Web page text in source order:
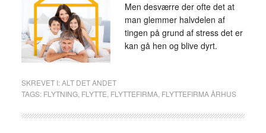
Men desværre der ofte det at
man glemmer halvdelen af
tingen på grund af stress det er
kan gå hen og blive dyrt.
SKREVET I:ALT DET ANDET
TAGS: FLYTNING, FLYTTE FLYTTEFIRMA, FLYTTEFIRMA ÅRHUS